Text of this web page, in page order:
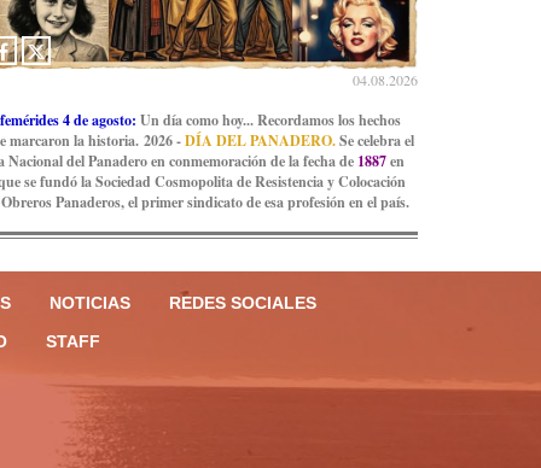
04.08.2026
4 de agosto: Un día como hoy... Recordamos los hechos
marcaron la historia. 2026 -DÍA DEL PANADERO.Se celebra el
Nacional del Panadero en conmemoración de la fecha de 1887en
se fundó la Sociedad Cosmopolita de Resistencia y Colocación
Panaderos, el primer sindicato de esa profesión en el país.
NOTICIAS
REDES SOCIALES
STAFF